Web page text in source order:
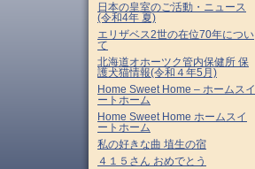
日本の皇室のご活動・ニュース
(令和4年 夏)
エリザベス2世の在位70年につい
て
北海道オホーツク管内保健所 保
護犬猫情報(令和４年5月)
Home Sweet Home – ホームスイ
ートホーム
Home Sweet Home ホームスイ
ートホーム
私の好きな曲 埴生の宿
４１５さん おめでとう